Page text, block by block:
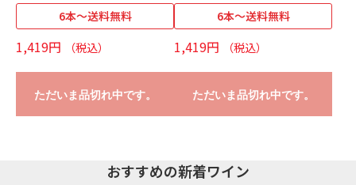
6本～送料無料
1,419円 （税込）
ただいま品切れ中です。
6本～送料無料
1,419円 （税込）
ただいま品切れ中です。
おすすめの新着ワイン